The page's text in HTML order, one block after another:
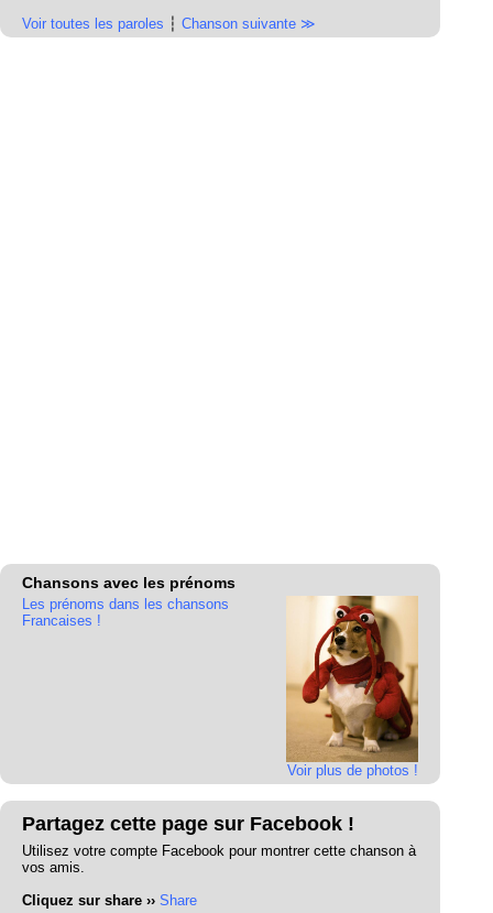
Voir toutes les paroles ┆ Chanson suivante ≫
Chansons avec les prénoms
Voir plus de photos !
Les prénoms dans les chansons
Francaises !
Partagez cette page sur Facebook !
Utilisez votre compte Facebook pour montrer cette chanson à
vos amis.
Cliquez sur share ›› Share